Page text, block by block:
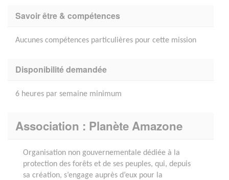
Savoir être & compétences
Aucunes compétences particulières pour cette mission
Disponibilité demandée
6 heures par semaine minimum
Association : Planète Amazone
Organisation non gouvernementale dédiée à la
protection des forêts et de ses peuples, qui, depuis
sa création, s’engage auprès d’eux pour la